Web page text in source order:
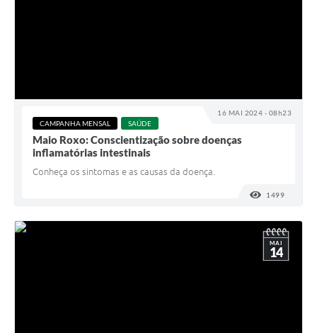
16 MAI 2024 - 08h23
CAMPANHA MENSAL SAÚDE
Maio Roxo: Conscientização sobre doenças
inflamatórias intestinais
Conheça os sintomas e as causas da doença.
1499
MAI
14